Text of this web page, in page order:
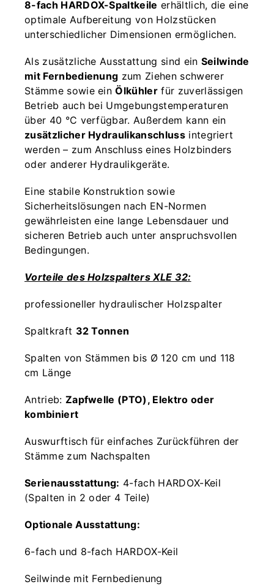
8-fach HARDOX-Spaltkeile erhältlich, die eine
optimale Aufbereitung von Holzstücken
unterschiedlicher Dimensionen ermöglichen.
Als zusätzliche Ausstattung sind ein Seilwinde
mit Fernbedienung zum Ziehen schwerer
Stämme sowie einÖlkühler für zuverlässigen
Betrieb auch bei Umgebungstemperaturen
über 40 °C verfügbar. Außerdem kann ein
zusätzlicher Hydraulikanschlussintegriert
werden – zum Anschluss eines Holzbinders
oder anderer Hydraulikgeräte.
Eine stabile Konstruktion sowie
Sicherheitslösungen nach EN-Normen
gewährleisten eine lange Lebensdauer und
sicheren Betrieb auch unter anspruchsvollen
Bedingungen.
Vorteile des Holzspalters XLE 32:
professioneller hydraulischer Holzspalter
Spaltkraft 32 Tonnen
Spalten von Stämmen bis Ø 120 cm und 118
cm Länge
Antrieb: Zapfwelle (PTO), Elektro oder
kombiniert
Auswurftisch für einfaches Zurückführen der
Stämme zum Nachspalten
Serienausstattung: 4-fach HARDOX-Keil
(Spalten in 2 oder 4 Teile)
Optionale Ausstattung:
6-fach und 8-fach HARDOX-Keil
Seilwinde mit Fernbedienung